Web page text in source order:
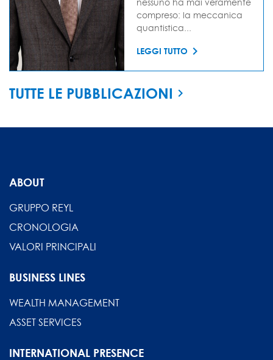
compreso: la meccanica
quantistica...
LEGGI TUTTO
TUTTE LE PUBBLICAZIONI
ABOUT
GRUPPO REYL
CRONOLOGIA
VALORI PRINCIPALI
BUSINESS LINES
WEALTH MANAGEMENT
ASSET SERVICES
INTERNATIONAL PRESENCE